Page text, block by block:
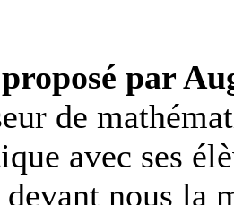
par
de
avec ses
devant nous la